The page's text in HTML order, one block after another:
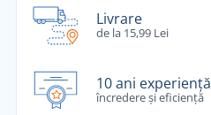
Livrare
de la 15,99 Lei
10 ani experiență
încredere și eficiență